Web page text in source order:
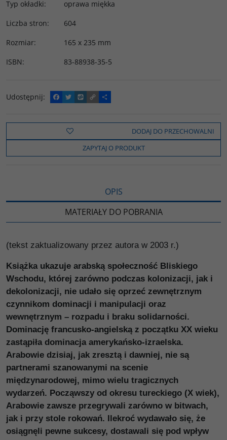
Typ okładki:
oprawa miękka
Liczba stron:
604
Rozmiar:
165 x 235 mm
ISBN: 83-88938-35-5
Udostępnij:
F
a
e
o
k
T
w
t
t
e
W
y
o
C
o
y
i
n
k
P
o
z
e
l
s
DODAJ DO PRZECHOWALNI
ZAPYTAJ O PRODUKT
OPIS
MATERIAŁY DO POBRANIA
(tekst zaktualizowany przez autora w 2003 r.)
Książka ukazuje arabską społeczność Bliskiego
Wschodu, której zarówno podczas kolonizacji, jak i
dekolonizacji, nie udało się oprzeć zewnętrznym
czynnikom dominacji i manipulacji oraz
wewnętrznym – rozpadu i braku solidarności.
Dominację francusko-angielską z początku XX wieku
zastąpiła dominacja amerykańsko-izraelska.
Arabowie dzisiaj, jak zresztą i dawniej, nie są
partnerami szanowanymi na scenie
międzynarodowej, mimo wielu tragicznych
wydarzeń. Począwszy od okresu tureckiego (X wiek),
Arabowie zawsze przegrywali zarówno w bitwach,
jak i przy stole rokowań. Ilekroć wydawało się, że
osiągnęli pewne sukcesy, dostawali się pod wpływ